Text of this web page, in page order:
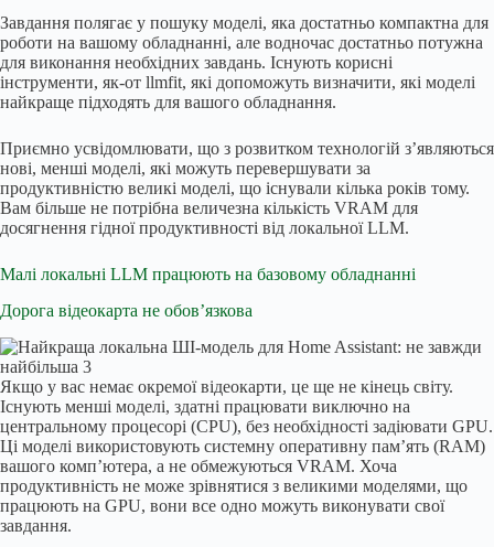
Завдання полягає у пошуку моделі, яка достатньо компактна для
роботи на вашому обладнанні, але водночас достатньо потужна
для виконання необхідних завдань. Існують корисні
інструменти, як-от llmfit, які допоможуть визначити, які моделі
найкраще підходять для вашого обладнання.
Приємно усвідомлювати, що з розвитком технологій з’являються
нові, менші моделі, які можуть перевершувати за
продуктивністю великі моделі, що існували кілька років тому.
Вам більше не потрібна величезна кількість VRAM для
досягнення гідної продуктивності від локальної LLM.
Малі локальні LLM працюють на базовому обладнанні
Дорога відеокарта не обов’язкова
Якщо у вас немає окремої відеокарти, це ще не кінець світу.
Існують менші моделі, здатні працювати виключно на
центральному процесорі (CPU), без необхідності задіювати GPU.
Ці моделі використовують системну оперативну пам’ять (RAM)
вашого комп’ютера, а не обмежуються VRAM. Хоча
продуктивність не може зрівнятися з великими моделями, що
працюють на GPU, вони все одно можуть виконувати свої
завдання.